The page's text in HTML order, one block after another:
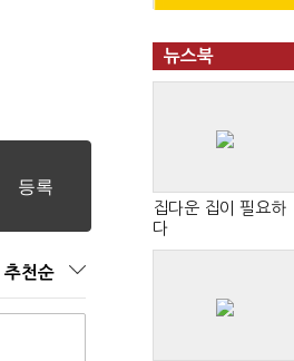
추천순
뉴스북
집다운 집이 필요하
다